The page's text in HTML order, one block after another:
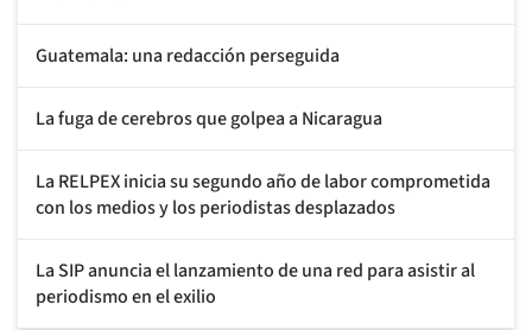
Guatemala: una redacción perseguida
La fuga de cerebros que golpea a Nicaragua
La RELPEX inicia su segundo año de labor comprometida
con los medios y los periodistas desplazados
La SIP anuncia el lanzamiento de una red para asistir al
periodismo en el exilio